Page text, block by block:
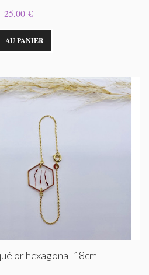
25,00 €
AU PANIER
or hexagonal 18cm